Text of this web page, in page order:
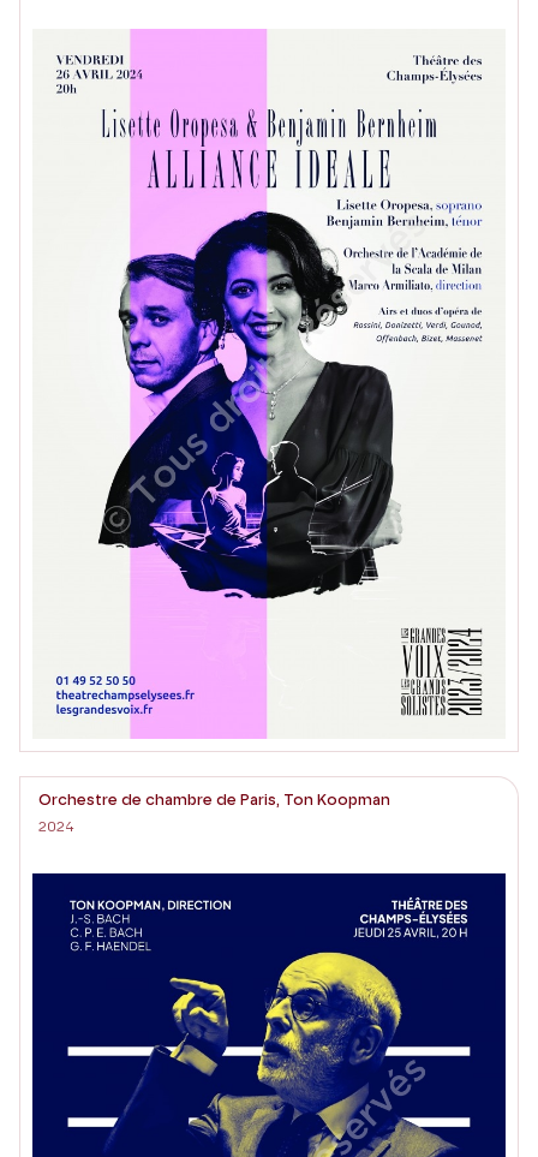
Orchestre de chambre de Paris, Ton Koopman
2024